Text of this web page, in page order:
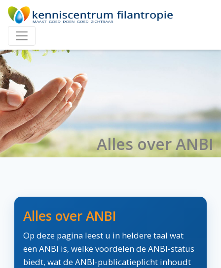
Alles over ANBI
Alles over ANBI
Op deze pagina leest u in heldere taal wat
een ANBI is, welke voordelen de ANBI-status
biedt, wat de ANBI-publicatieplicht inhoudt